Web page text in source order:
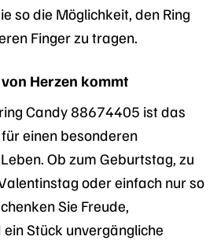
so die Möglichkeit, den Ring
Finger zu tragen.
Herzen kommt
Candy 88674405 ist das
einen besonderen
Ob zum Geburtstag, zu
oder einfach nur so
Sie Freude,
Stück unvergängliche